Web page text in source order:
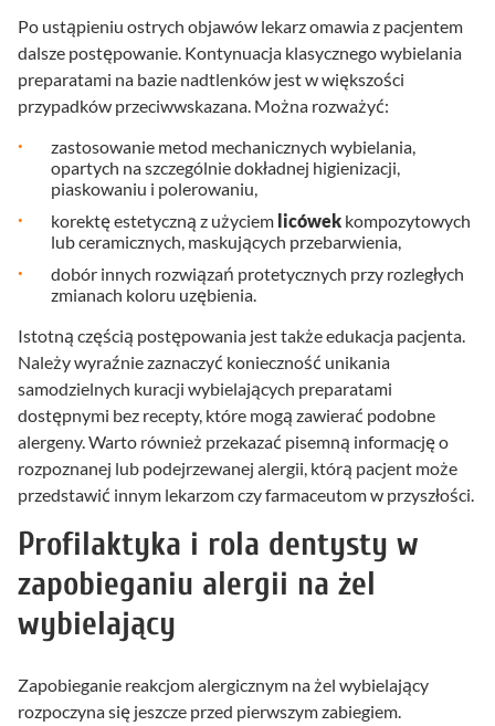
Po ustąpieniu ostrych objawów lekarz omawia z pacjentem
dalsze postępowanie. Kontynuacja klasycznego wybielania
preparatami na bazie nadtlenków jest w większości
przypadków przeciwwskazana. Można rozważyć:
zastosowanie metod mechanicznych wybielania,
opartych na szczególnie dokładnej higienizacji,
piaskowaniu i polerowaniu,
korektę estetyczną z użyciem licówek kompozytowych
lub ceramicznych, maskujących przebarwienia,
dobór innych rozwiązań protetycznych przy rozległych
zmianach koloru uzębienia.
Istotną częścią postępowania jest także edukacja pacjenta.
Należy wyraźnie zaznaczyć konieczność unikania
samodzielnych kuracji wybielających preparatami
dostępnymi bez recepty, które mogą zawierać podobne
alergeny. Warto również przekazać pisemną informację o
rozpoznanej lub podejrzewanej alergii, którą pacjent może
przedstawić innym lekarzom czy farmaceutom w przyszłości.
Profilaktyka i rola dentysty w
zapobieganiu alergii na żel
wybielający
Zapobieganie reakcjom alergicznym na żel wybielający
rozpoczyna się jeszcze przed pierwszym zabiegiem.